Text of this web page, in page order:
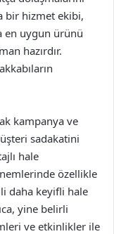
bir hizmet ekibi,
en uygun ürünü
hazırdır.
kampanya ve
sadakatini
hale
özellikle
daha keyifli hale
yine belirli
ve etkinlikler ile